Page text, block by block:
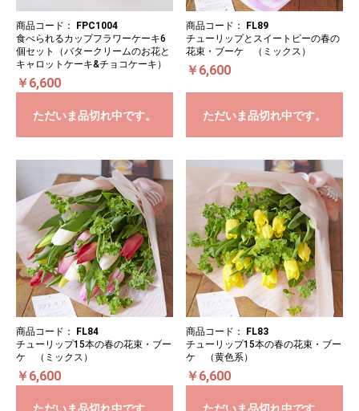
商品コード：
FPC1004
食べられるカップフラワーケーキ6
個セット（バタークリームのお花と
キャロットケーキ&チョコケーキ）
￥6,600
ただいま品切れ中です。
商品コード：
FL89
チューリップとスイートピーの春の
花束・ブーケ （ミックス）
￥6,600
ただいま品切れ中です。
商品コード：
FL84
チューリップ15本の春の花束・ブー
ケ （ミックス）
￥6,600
商品コード：
FL83
チューリップ15本の春の花束・ブー
ケ （黄色系）
￥6,600